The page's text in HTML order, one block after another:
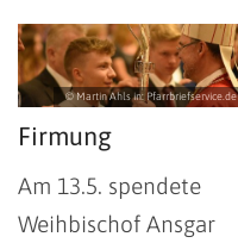
© Martin Ahls in: Pfarrbriefservice.de
Firmung
Am 13.5. spendete
Weihbischof Ansgar